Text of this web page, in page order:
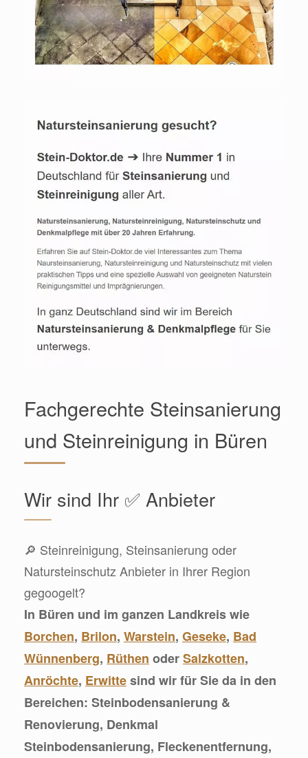
Fachgerechte Steinsanierung
und Steinreinigung in Büren
Wir sind Ihr ✅ Anbieter
🔎 Steinreinigung, Steinsanierung oder
Natursteinschutz Anbieter in Ihrer Region
gegoogelt?
In Büren und im ganzen Landkreis wie
Borchen, Brilon, Warstein, Geseke, Bad
Wünnenberg, Rüthen oderSalzkotten,
Anröchte, Erwittesind wir für Sie da in den
Bereichen: Steinbodensanierung &
Renovierung, Denkmal
Steinbodensanierung, Fleckenentfernung,